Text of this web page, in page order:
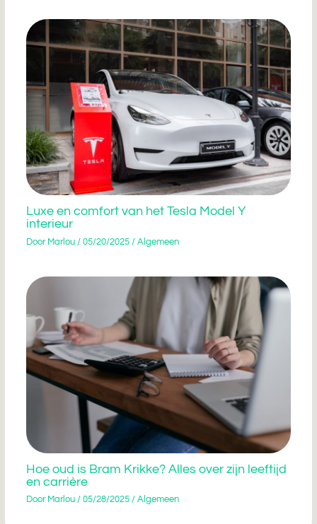
Luxe en comfort van het Tesla Model Y
interieur
Door Marlou / 05/20/2025 / Algemeen
Hoe oud is Bram Krikke? Alles over zijn leeftijd
en carrière
Door Marlou / 05/28/2025 / Algemeen